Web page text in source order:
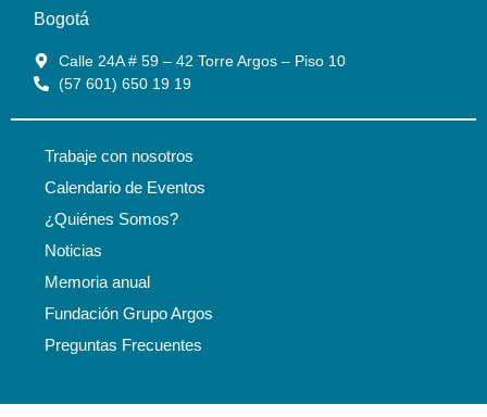
Bogotá
Calle 24A # 59 – 42 Torre Argos – Piso 10
(57 601) 650 19 19
Trabaje con nosotros
Calendario de Eventos
¿Quiénes Somos?
Noticias
Memoria anual
Fundación Grupo Argos
Preguntas Frecuentes